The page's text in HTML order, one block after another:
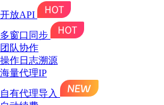
开放API
多窗口同步
团队协作
操作日志溯源
海量代理IP
自有代理导入